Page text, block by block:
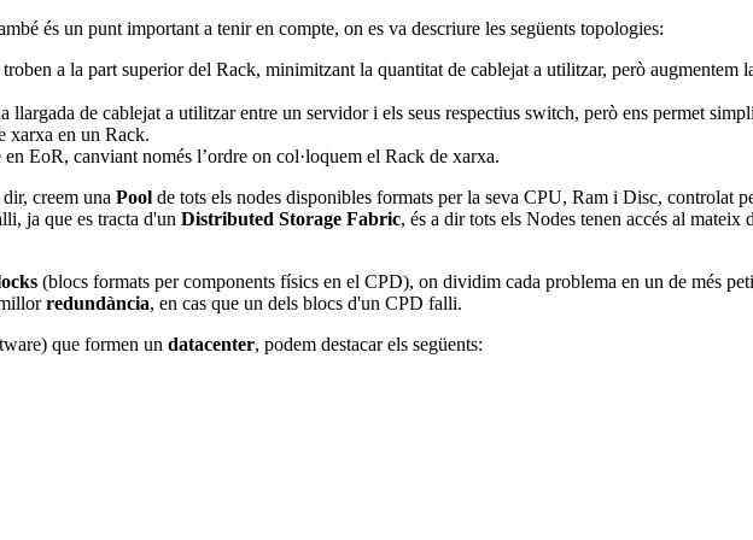
és un punt important a tenir en compte, on es va descriure les següents topologies:
a la part superior del Rack, minimitzant la quantitat de cablejat a utilitzar, però augmentem
llargada de cablejat a utilitzar entre un servidor i els seus respectius switch, però ens permet
xarxa en un Rack.
EoR, canviant només l’ordre on col·loquem el Rack de xarxa.
creem una Pool de tots els nodes disponibles formats per la seva CPU, Ram i Disc, controlat
ja que es tracta d'un Distributed Storage Fabric, és a dir tots els Nodes tenen accés al
(blocs formats per components físics en el CPD), on dividim cada problema en un de més
redundància, en cas que un dels blocs d'un CPD falli.
que formen un datacenter, podem destacar els següents: